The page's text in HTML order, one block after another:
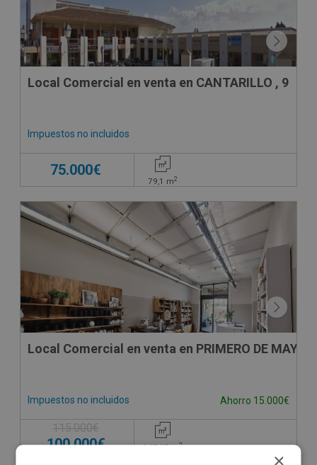
Local Comercial en venta en CANTARILLO , 9
Impuestos no incluidos
75.000€
79,1 m2
Local Comercial en venta en PRIMERO DE MAYO
Impuestos no incluidos Ahorro 15.000€
115.000€
100.000€ 147,07m2
×